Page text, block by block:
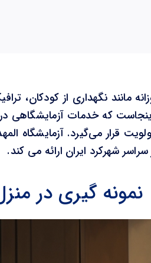
مانند نگهداری از کودکان،
که خدمات آزمایشگاهی در
قرار می‌گیرد. آزمایشگاه
شهرکرد ایران ارائه می کند.
نمونه گیری در